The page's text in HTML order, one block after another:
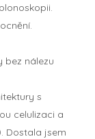
bez nálezu
s
celulizaci a
Dostala jsem